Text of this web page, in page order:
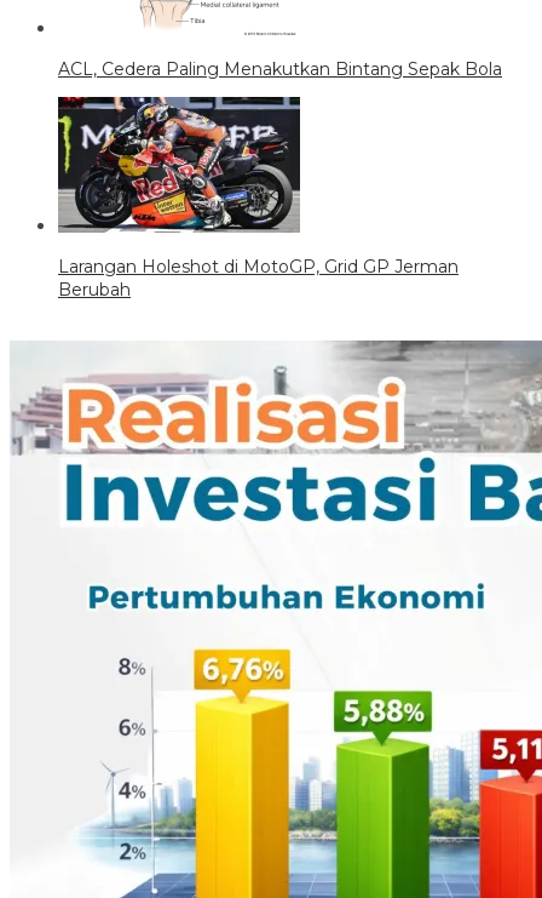
ACL, Cedera Paling Menakutkan Bintang Sepak Bola
Larangan Holeshot di MotoGP, Grid GP Jerman
Berubah